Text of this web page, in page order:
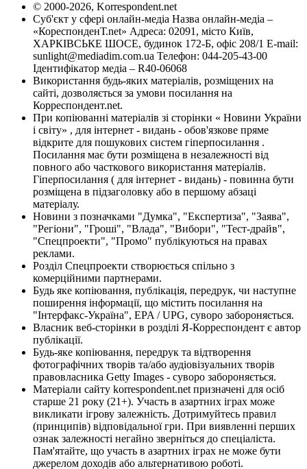
© 2000-2026, Korrespondent.net
Суб'єкт у сфері онлайн-медіа Назва онлайн-медіа –
«КореспонденТ.net» Адреса: 02091, місто Київ,
ХАРКІВСЬКЕ ШОСЕ, будинок 172-Б, офіс 208/1 E-mail:
sunlight@mediadim.com.ua Телефон: 044-205-43-00
Ідентифікатор медіа – R40-06068
Використання будь-яких матеріалів, розміщених на
сайті, дозволяється за умови посилання на
Корреспондент.net.
При копіюванні матеріалів зі сторінки « Новини України
і світу» , для інтернет - видань - обов'язкове пряме
відкрите для пошукових систем гіперпосилання .
Посилання має бути розміщена в незалежності від
повного або часткового використання матеріалів.
Гіперпосилання ( для інтернет - видань) - повинна бути
розміщена в підзаголовку або в першому абзаці
матеріалу.
Новини з позначками "Думка", "Експертиза", "Заява",
"Регіони", "Гроші", "Влада", "Вибори", "Тест-драйв",
"Спецпроекти", "Промо" публікуються на правах
реклами.
Розділ Спецпроекти створюється спільно з
комерційними партнерами.
Будь яке копіювання, публікація, передрук, чи наступне
поширення інформації, що містить посилання на
"Інтерфакс-Україна", EPA / UPG, суворо забороняється.
Власник веб-сторінки в розділі Я-Корреспондент є автор
публікації.
Будь-яке копіювання, передрук та відтворення
фотографічних творів та/або аудіовізуальних творів
правовласника Getty Images - суворо забороняється.
Матеріали сайту korrespondent.net призначені для осіб
старше 21 року (21+). Участь в азартних іграх може
викликати ігрову залежність. Дотримуйтесь правил
(принципів) відповідальної гри. При виявленні перших
ознак залежності негайно зверніться до спеціаліста.
Пам'ятайте, що участь в азартних іграх не може бути
джерелом доходів або альтернативою роботі.